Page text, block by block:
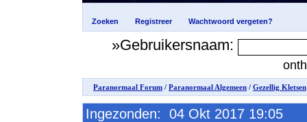
»Gebruikersnaam:
Paranormaal Forum / Paranormaal Algemeen / Gezellig Kletsen
Ingezonden: 04 Okt 2017 19:05